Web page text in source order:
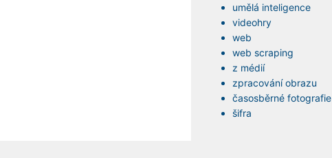
umělá inteligence
videohry
web
web scraping
z médií
zpracování obrazu
časosběrné fotografie
šifra